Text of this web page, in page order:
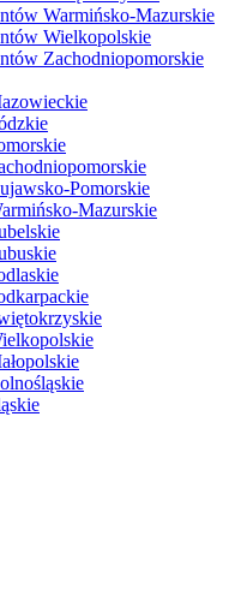
Warmińsko-Mazurskie
Wielkopolskie
Zachodniopomorskie
Pomorskie
Mazurskie